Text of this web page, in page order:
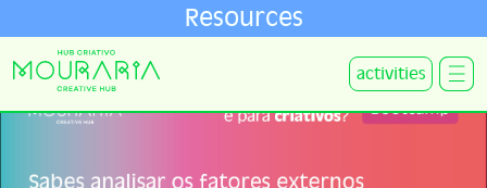
Resources
activities